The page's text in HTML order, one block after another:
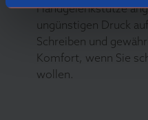
Handgelenkstütze
ungünstigen Druck
Schreiben und
Komfort, wenn Sie
wollen.